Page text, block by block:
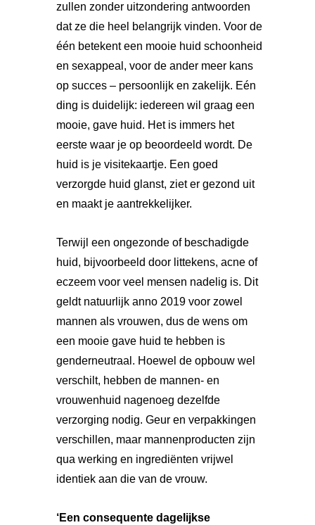
zullen zonder uitzondering antwoorden
dat ze die heel belangrijk vinden. Voor de
één betekent een mooie huid schoonheid
en sexappeal, voor de ander meer kans
op succes – persoonlijk en zakelijk. Eén
ding is duidelijk: iedereen wil graag een
mooie, gave huid. Het is immers het
eerste waar je op beoordeeld wordt. De
huid is je visitekaartje. Een goed
verzorgde huid glanst, ziet er gezond uit
en maakt je aantrekkelijker.
Terwijl een ongezonde of beschadigde
huid, bijvoorbeeld door littekens, acne of
eczeem voor veel mensen nadelig is. Dit
geldt natuurlijk anno 2019 voor zowel
mannen als vrouwen, dus de wens om
een mooie gave huid te hebben is
genderneutraal. Hoewel de opbouw wel
verschilt, hebben de mannen- en
vrouwenhuid nagenoeg dezelfde
verzorging nodig. Geur en verpakkingen
verschillen, maar mannenproducten zijn
qua werking en ingrediënten vrijwel
identiek aan die van de vrouw.
‘Een consequente dagelijkse